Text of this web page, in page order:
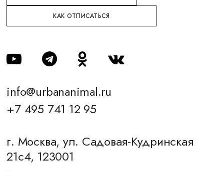
КАК ОТПИСАТЬСЯ
info@urbananimal.ru
+7 495 741 12 95
г. Москва, ул. Садовая-Кудринская
21с4, 123001